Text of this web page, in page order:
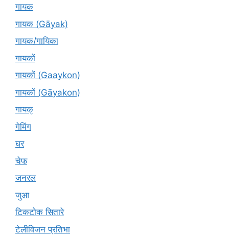
गायक
गायक (Gāyak)
गायक/गायिका
गायकों
गायकों (Gaaykon)
गायकों (Gāyakon)
गायक्
गेमिंग
घर
चेफ
जनरल
जुआ
टिकटोक सितारे
टेलीविजन प्रतिभा